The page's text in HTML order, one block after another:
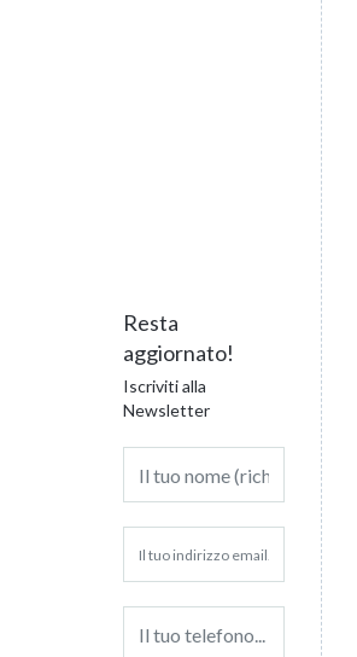
Resta
aggiornato!
Iscriviti alla
Newsletter